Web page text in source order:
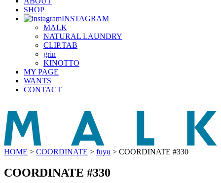
SHOP
INSTAGRAM
MALK
NATURAL LAUNDRY
CLIP.TAB
grin
KINOTTO
MY PAGE
WANTS
CONTACT
HOME > COORDINATE > fuyu > COORDINATE #330
COORDINATE #330